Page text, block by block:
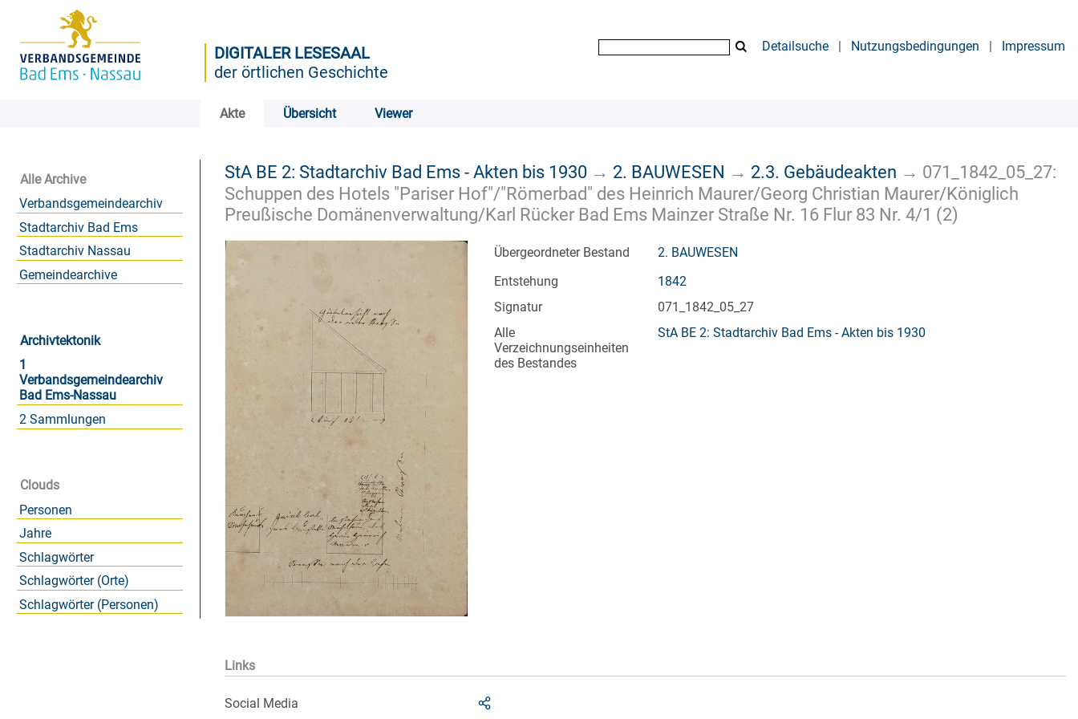
DIGITALER LESESAAL
der örtlichen Geschichte
Detailsuche | Nutzungsbedingungen | Impressum
Akte Übersicht Viewer
Alle Archive
Verbandsgemeindearchiv
Stadtarchiv Bad Ems
Stadtarchiv Nassau
Gemeindearchive
Archivtektonik
1
Verbandsgemeindearchiv
Bad Ems-Nassau
2 Sammlungen
Clouds
Personen
Jahre
Schlagwörter
Schlagwörter (Orte)
Schlagwörter (Personen)
StA BE 2: Stadtarchiv Bad Ems - Akten bis 1930 → 2. BAUWESEN → 2.3. Gebäudeakten → 071_1842_05_27:
Schuppen des Hotels "Pariser Hof"/"Römerbad" des Heinrich Maurer/Georg Christian Maurer/Königlich
Preußische Domänenverwaltung/Karl Rücker Bad Ems Mainzer Straße Nr. 16 Flur 83 Nr. 4/1 (2)
Übergeordneter Bestand
2. BAUWESEN
Entstehung
1842
Signatur
071_1842_05_27
Alle
Verzeichnungseinheiten
des Bestandes
StA BE 2: Stadtarchiv Bad Ems - Akten bis 1930
Links
Social Media